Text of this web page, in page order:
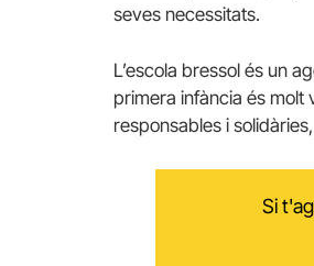
seves necessitats.
L’escola bressol és un
primera infància és molt
responsables i
Si